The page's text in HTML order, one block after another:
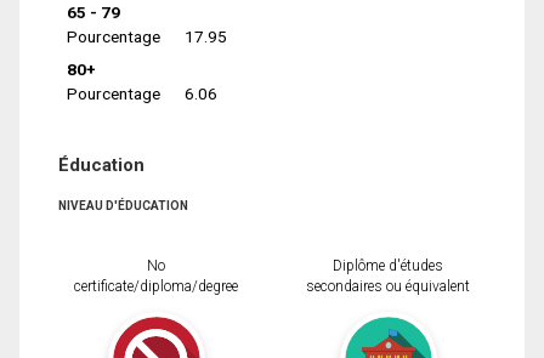
65 - 79
Pourcentage
17.95
80+
Pourcentage
6.06
Éducation
NIVEAU D'ÉDUCATION
No
certificate/diploma/degree
Diplôme d'études
secondaires ou équivalent